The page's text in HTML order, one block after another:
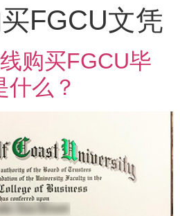
FGCU文凭
购买FGCU毕
什么？